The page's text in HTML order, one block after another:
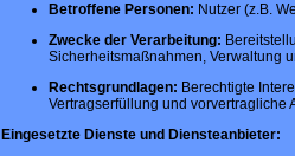
Betroffene Personen: Nutzer (z.B.
Zwecke der Verarbeitung:
Sicherheitsmaßnahmen, Verwaltung
Rechtsgrundlagen: Berechtigte
Vertragserfüllung und vorvertragliche
Eingesetzte Dienste und Diensteanbieter: